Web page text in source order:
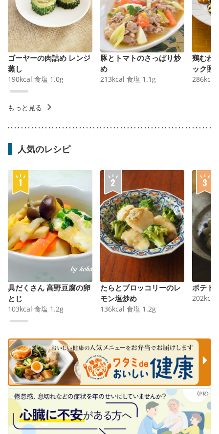
ゴーヤーの肉詰め レンジ
蒸し
190kcal 食塩 1.0g
豚とトマトのさっぱり炒
め
213kcal 食塩 1.1 g
鶏むね
ック照
286kcal
もっと見る
人気のレシピ
具だくさん 高野豆腐の卵
とじ
103kcal 食塩 1.2g
たらとブロッコリーのレ
モン塩炒め
136kcal 食塩 1.2g
ポテト
202kcal